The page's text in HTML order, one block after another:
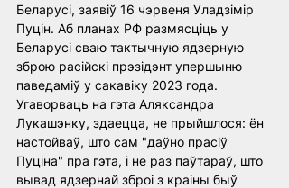
Беларусі, заявіў 16 чэрвеня Уладзімір
Пуцін. Аб планах РФ размясціць у
Беларусі сваю тактычную ядзерную
зброю расійскі прэзідэнт упершыню
паведаміў у сакавіку 2023 года.
Угаворваць на гэта Аляксандра
Лукашэнку, здаецца, не прыйшлося: ён
настойваў, што сам "даўно прасіў
Пуціна" пра гэта, і не раз паўтараў, што
вывад ядзернай зброі з краіны быў